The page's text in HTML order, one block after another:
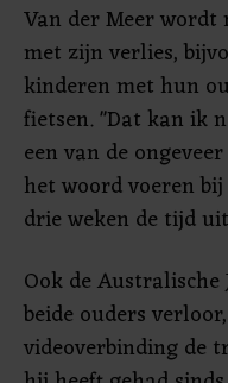
Van der Meer
met zijn verlies,
kinderen met hun
fietsen. "Dat kan ik
een van de
het woord voeren
drie weken de tijd
Ook de
beide ouders
videoverbinding de